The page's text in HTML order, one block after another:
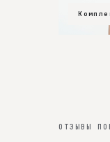
ОТЗЫВЫ